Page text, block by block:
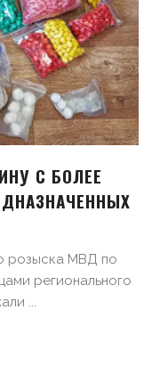
С БОЛЕЕ
розыска МВД по
регионального
...